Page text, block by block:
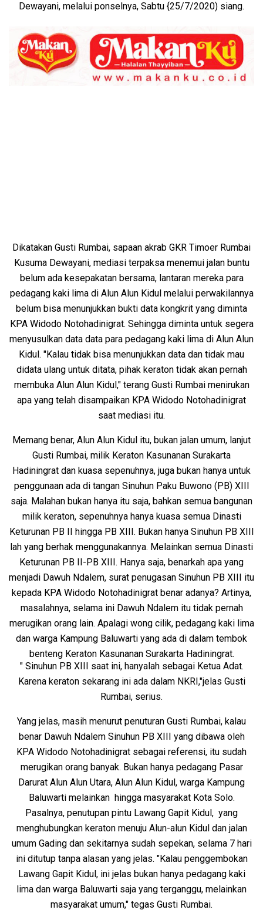
Dewayani, melalui ponselnya, Sabtu {25/7/2020) siang.
Dikatakan Gusti Rumbai, sapaan akrab GKR Timoer Rumbai
Kusuma Dewayani, mediasi terpaksa menemui jalan buntu
belum ada kesepakatan bersama, lantaran mereka para
pedagang kaki lima di Alun Alun Kidul melalui perwakilannya
belum bisa menunjukkan bukti data kongkrit yang diminta
KPA Widodo Notohadinigrat. Sehingga diminta untuk segera
menyusulkan data data para pedagang kaki lima di Alun Alun
Kidul. "Kalau tidak bisa menunjukkan data dan tidak mau
didata ulang untuk ditata, pihak keraton tidak akan pernah
membuka Alun Alun Kidul," terang Gusti Rumbai menirukan
apa yang telah disampaikan KPA Widodo Notohadinigrat
saat mediasi itu.
Memang benar, Alun Alun Kidul itu, bukan jalan umum, lanjut
Gusti Rumbai, milik Keraton Kasunanan Surakarta
Hadiningrat dan kuasa sepenuhnya, juga bukan hanya untuk
penggunaan ada di tangan Sinuhun Paku Buwono (PB) XIII
saja. Malahan bukan hanya itu saja, bahkan semua bangunan
milik keraton, sepenuhnya hanya kuasa semua Dinasti
Keturunan PB II hingga PB XIII. Bukan hanya Sinuhun PB XIII
lah yang berhak menggunakannya. Melainkan semua Dinasti
Keturunan PB II-PB XIII. Hanya saja, benarkah apa yang
menjadi Dawuh Ndalem, surat penugasan Sinuhun PB XIII itu
kepada KPA Widodo Notohadinigrat benar adanya? Artinya,
masalahnya, selama ini Dawuh Ndalem itu tidak pernah
merugikan orang lain. Apalagi wong cilik, pedagang kaki lima
dan warga Kampung Baluwarti yang ada di dalam tembok
benteng Keraton Kasunanan Surakarta Hadiningrat.
" Sinuhun PB XIII saat ini, hanyalah sebagai Ketua Adat.
Karena keraton sekarang ini ada dalam NKRI,"jelas Gusti
Rumbai, serius.
Yang jelas, masih menurut penuturan Gusti Rumbai, kalau
benar Dawuh Ndalem Sinuhun PB XIII yang dibawa oleh
KPA Widodo Notohadinigrat sebagai referensi, itu sudah
merugikan orang banyak. Bukan hanya pedagang Pasar
Darurat Alun Alun Utara, Alun Alun Kidul, warga Kampung
Baluwarti melainkan hingga masyarakat Kota Solo.
Pasalnya, penutupan pintu Lawang Gapit Kidul, yang
menghubungkan keraton menuju Alun-alun Kidul dan jalan
umum Gading dan sekitarnya sudah sepekan, selama 7 hari
ini ditutup tanpa alasan yang jelas. "Kalau penggembokan
Lawang Gapit Kidul, ini jelas bukan hanya pedagang kaki
lima dan warga Baluwarti saja yang terganggu, melainkan
masyarakat umum," tegas Gusti Rumbai.